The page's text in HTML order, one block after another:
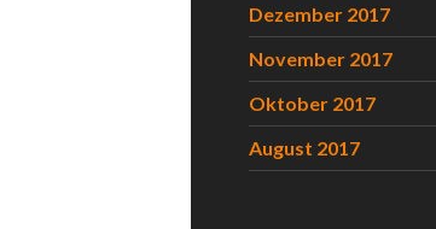
Dezember 2017
November 2017
Oktober 2017
August 2017